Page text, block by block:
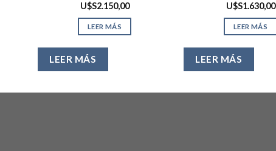
U$S2.150,00
LEER MÁS
LEER MÁS
U$S1.630,00
LEER MÁS
LEER MÁS